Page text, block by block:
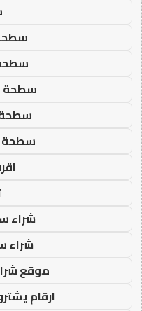
سطحة
سطحة
سطحة
شراء
شراء
موقع
ارقام